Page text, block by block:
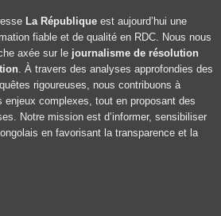
La République est aujourd’hui une
fiable et de qualité en RDC. Nous nous
axée sur le journalisme de résolution
. À travers des analyses approfondies des
rigoureuses, nous contribuons à
complexes, tout en proposant des
Notre mission est d’informer, sensibiliser
en favorisant la transparence et la